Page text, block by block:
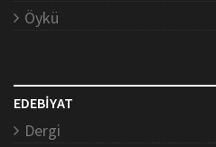
Öykü
EDEBİYAT
Dergi